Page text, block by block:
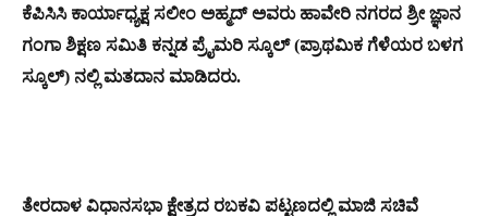
ಕೆಪಿಸಿಸಿ ಕಾರ್ಯಾಧ್ಯಕ್ಷ ಸಲೀಂ ಅಹ್ಮದ್ ಅವರು ಹಾವೇರಿ ನಗರದ ಶ್ರೀ ಜ್ಞಾನ
ಗಂಗಾ ಶಿಕ್ಷಣ ಸಮಿತಿ ಕನ್ನಡ ಪ್ರೈಮರಿ ಸ್ಕೂಲ್ (ಪ್ರಾಥಮಿಕ ಗೆಳೆಯರ ಬಳಗ
ಸ್ಕೂಲ್) ನಲ್ಲಿ ಮತದಾನ ಮಾಡಿದರು.
ತೇರದಾಳ ವಿಧಾನಸಭಾ ‌ಕ್ಷೇತ್ರದ ರಬಕವಿ ಪಟ್ಟಣದಲ್ಲಿ ಮಾಜಿ ಸಚಿವೆ